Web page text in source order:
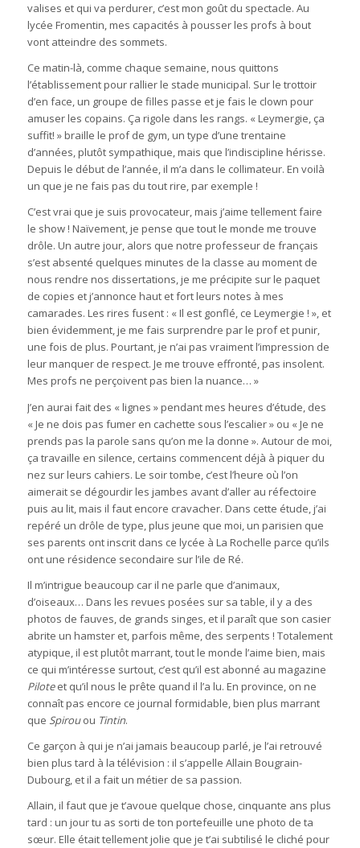
valises et qui va perdurer, c’est mon goût du spectacle. Au
lycée Fromentin, mes capacités à pousser les profs à bout
vont atteindre des sommets.
Ce matin-là, comme chaque semaine, nous quittons
l’établissement pour rallier le stade municipal. Sur le trottoir
d’en face, un groupe de filles passe et je fais le clown pour
amuser les copains. Ça rigole dans les rangs. « Leymergie, ça
suffit! » braille le prof de gym, un type d’une trentaine
d’années, plutôt sympathique, mais que l’indiscipline hérisse.
Depuis le début de l’année, il m’a dans le collimateur. En voilà
un que je ne fais pas du tout rire, par exemple !
C’est vrai que je suis provocateur, mais j’aime tellement faire
le show ! Naïvement, je pense que tout le monde me trouve
drôle. Un autre jour, alors que notre professeur de français
s’est absenté quelques minutes de la classe au moment de
nous rendre nos dissertations, je me précipite sur le paquet
de copies et j’annonce haut et fort leurs notes à mes
camarades. Les rires fusent : « Il est gonflé, ce Leymergie ! », et
bien évidemment, je me fais surprendre par le prof et punir,
une fois de plus. Pourtant, je n’ai pas vraiment l’impression de
leur manquer de respect. Je me trouve effronté, pas insolent.
Mes profs ne perçoivent pas bien la nuance… »
J’en aurai fait des « lignes » pendant mes heures d’étude, des
« Je ne dois pas fumer en cachette sous l’escalier » ou « Je ne
prends pas la parole sans qu’on me la donne ». Autour de moi,
ça travaille en silence, certains commencent déjà à piquer du
nez sur leurs cahiers. Le soir tombe, c’est l’heure où l’on
aimerait se dégourdir les jambes avant d’aller au réfectoire
puis au lit, mais il faut encore cravacher. Dans cette étude, j’ai
repéré un drôle de type, plus jeune que moi, un parisien que
ses parents ont inscrit dans ce lycée à La Rochelle parce qu’ils
ont une résidence secondaire sur l’ile de Ré.
Il m’intrigue beaucoup car il ne parle que d’animaux,
d’oiseaux… Dans les revues posées sur sa table, il y a des
photos de fauves, de grands singes, et il paraît que son casier
abrite un hamster et, parfois même, des serpents ! Totalement
atypique, il est plutôt marrant, tout le monde l’aime bien, mais
ce qui m’intéresse surtout, c’est qu’il est abonné au magazine
Piloteet qu’il nous le prête quand il l’a lu. En province, on ne
connaît pas encore ce journal formidable, bien plus marrant
que Spirouou Tintin.
Ce garçon à qui je n’ai jamais beaucoup parlé, je l’ai retrouvé
bien plus tard à la télévision : il s’appelle Allain Bougrain-
Dubourg, et il a fait un métier de sa passion.
Allain, il faut que je t’avoue quelque chose, cinquante ans plus
tard : un jour tu as sorti de ton portefeuille une photo de ta
sœur. Elle était tellement jolie que je t’ai subtilisé le cliché pour